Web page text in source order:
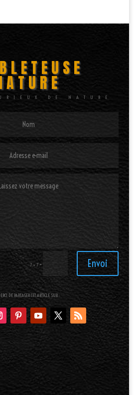
DE NATURE
7 + 7 = Envoi
DE PARTAGER CET ARTICLE SUR :